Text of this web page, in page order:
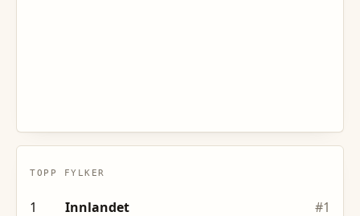
TOPP FYLKER
1 Innlandet #1